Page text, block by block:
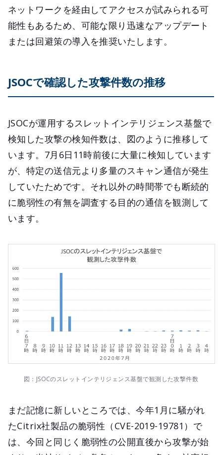
ネットワークを経由してアクセスが試みられる可
能性もあるため、可能な限り迅速なアップデート
または回避策の導入を推奨いたします。
JSOCで確認した攻撃件数の推移
JSOCが運用するスレットインテリジェンス基盤で
検知した攻撃の検知件数は、図のように推移して
います。7月6日11時前後に大量に検知しています
が、特定の送信元より多量のスキャン通信が発生
していたためです。それ以外の時間帯でも断続的
に脆弱性の有無を調査する目的の通信を観測して
います。
図：JSOCのスレットインテリジェンス基盤で観測した攻撃件数
まだ記憶に新しいところでは、今年1月に騒がれ
たCitrix社製品の脆弱性（CVE-2019-19781）で
は、今回と同じく脆弱性の公開直後から攻撃が始